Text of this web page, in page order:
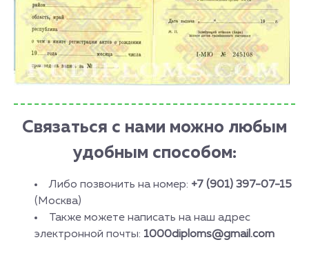
Связаться с нами можно любым
удобным способом:
Либо позвонить на номер: +7 (901) 397-07-15
(Москва)
Также можете написать на наш адрес
электронной почты: 1000diploms@gmail.com